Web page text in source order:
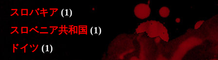
スロバキア (1)
スロベニア共和国 (1)
ドイツ (1)